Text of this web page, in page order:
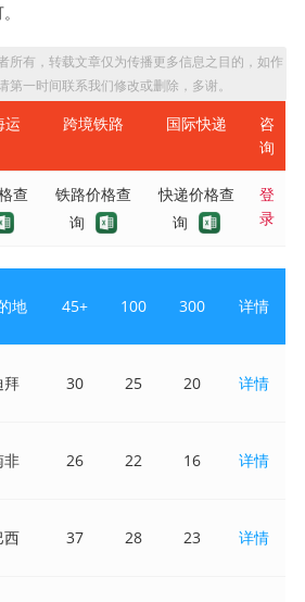
所有，转载文章仅为传播更多信息之目的，如作
第一时间联系我们修改或删除，多谢。
运 跨境铁路 国际快递
咨
询
查
铁路价格查
询
快递价格查
询
登
录
地 45+ 100 300 详情
拜 30 25 20 详情
非 26 22 16 详情
西 37 28 23 详情